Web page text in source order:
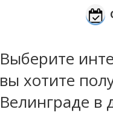
Выберите
вы хотите
Велинграде в